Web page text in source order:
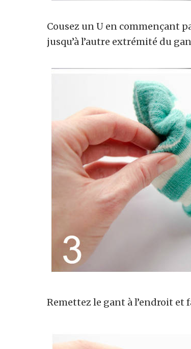
Cousez un U en commençant
jusqu’à l’autre extrémité du
Remettez le gant à l’endroit et